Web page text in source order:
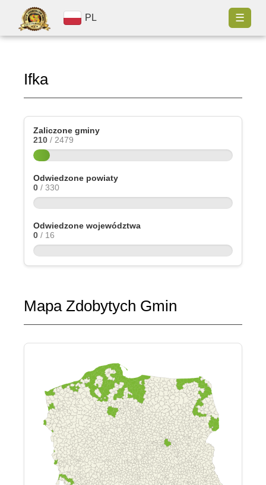
PL ☰
Ifka
Zaliczone gminy
210 / 2479
Odwiedzone powiaty
0 / 330
Odwiedzone województwa
0 / 16
Mapa Zdobytych Gmin